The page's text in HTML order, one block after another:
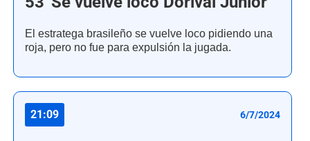
El estratega brasileño se vuelve loco pidiendo una
roja, pero no fue para expulsión la jugada.
21:09 6/7/2024